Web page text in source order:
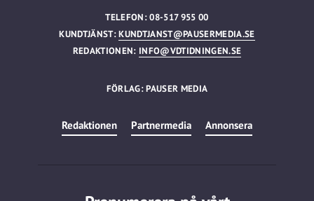
TELEFON: 08-517 955 00
KUNDTJÄNST:KUNDTJANST@PAUSERMEDIA.SE
REDAKTIONEN: INFO@VDTIDNINGEN.SE
FÖRLAG: PAUSER MEDIA
Redaktionen Partnermedia Annonsera